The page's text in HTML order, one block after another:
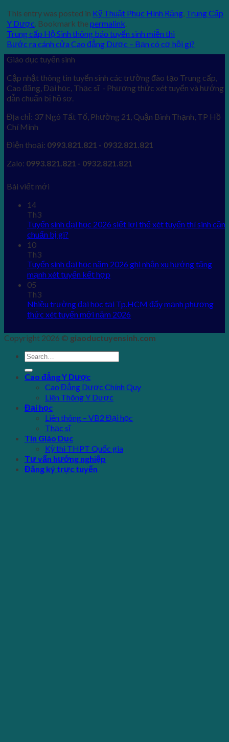
This entry was posted in Kỹ Thuật Phục Hình Răng, Trung Cấp
Y Dược. Bookmark thepermalink.
Trung cấp Hộ Sinh thông báo tuyển sinh miễn thi
Bước ra cánh cửa Cao đẳng Dược – Bạn có cơ hội gì?
Giáo dục tuyển sinh
Cập nhật thông tin tuyển sinh các trường đào tạo Trung cấp,
Cao đăng, Đại học, Thạc sĩ - Phương thức xét tuyển và hướng
dẫn chuẩn bị hồ sơ.
Địa chỉ: 37 Ngô Tất Tố, Phường 21, Quận Bình Thạnh, TP Hồ
Chí Minh
Điện thoại: 0993.821.821 - 0932.821.821
Zalo: 0993.821.821 - 0932.821.821
Bài viết mới
14
Th3
Tuyển sinh đại học 2026 siết lợi thế xét tuyển thí sinh cần
chuẩn bị gì?
10
Th3
Tuyển sinh đại học năm 2026 ghi nhận xu hướng tăng
mạnh xét tuyển kết hợp
05
Th3
Nhiều trường đại học tại Tp.HCM đẩy mạnh phương
thức xét tuyển mới năm 2026
Copyright 2026 © giaoductuyensinh.com
Cao đẳng Y Dược
Cao Đẳng Dược Chính Quy
Liên Thông Y Dược
Đại học
Liên thông – VB2 Đại học
Thạc sĩ
Tin Giáo Dục
Kỳ thi THPT Quốc gia
Tư vấn hướng nghiệp
Đăng ký trực tuyến